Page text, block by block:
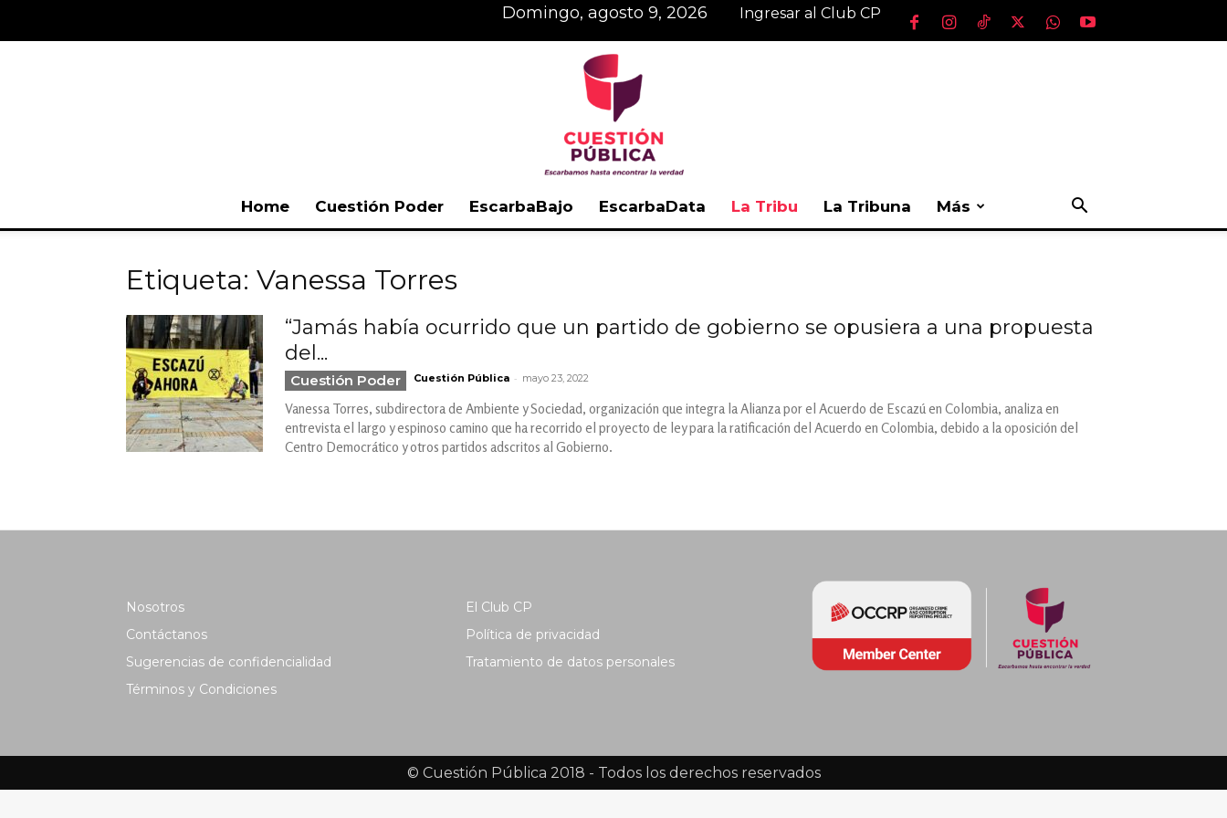
domingo, agosto 9, 2026 Ingresar al Club CP
Home Cuestión Poder EscarbaBajo EscarbaData La Tribu La Tribuna Más
Etiqueta: Vanessa Torres
“Jamás había ocurrido que un partido de gobierno se opusiera a una propuesta
del...
Cuestión Poder Cuestión Pública - mayo 23, 2022
Vanessa Torres, subdirectora de Ambiente y Sociedad, organización que integra la Alianza por el Acuerdo de Escazú en Colombia, analiza en
entrevista el largo y espinoso camino que ha recorrido el proyecto de ley para la ratificación del Acuerdo en Colombia, debido a la oposición del
Centro Democrático y otros partidos adscritos al Gobierno.
Nosotros
Contáctanos
Sugerencias de confidencialidad
Términos y Condiciones
El Club CP
Política de privacidad
Tratamiento de datos personales
© Cuestión Pública 2018 - Todos los derechos reservados